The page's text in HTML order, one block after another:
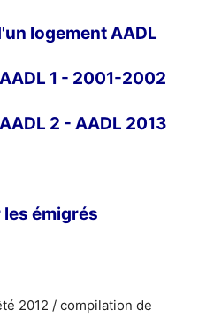
logement AADL
1 - 2001-2002
2 - AADL 2013
les émigrés
2012 / compilation de